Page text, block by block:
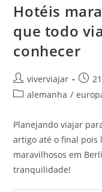
Hotéis
que todo
conhecer
Autor
do
viverviajar
Post
Categoria
post:
alemanha /
Planejando viajar
artigo até o final pois
maravilhosos em
tranquilidade!